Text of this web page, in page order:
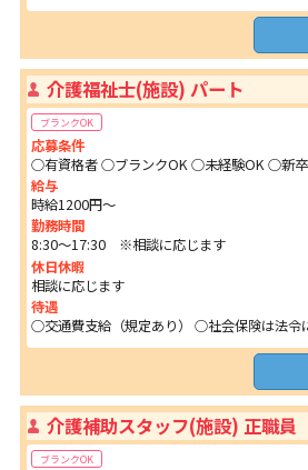
介護福祉士(施設) パート
ブランクOK
応募条件
○有資格者 ○ブランクOK ○未経験OK ○新
給与
時給1200円～
勤務時間
8:30～17:30 ※相談に応じます
休日休暇
相談に応じます
待遇
○交通費支給（規定あり） ○社会保険は法令
介護補助スタッフ(施設) 正職員
ブランクOK